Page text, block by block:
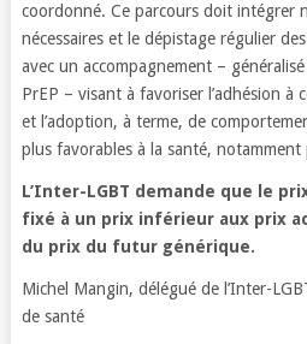
coordonné. Ce parcours doit intégrer
nécessaires et le dépistage régulier
avec un accompagnement –
PrEP – visant à favoriser l’adhésion à
et l’adoption, à terme, de
plus favorables à la santé,
L’Inter-LGBT demande que le
fixé à un prix inférieur aux prix
du prix du futur générique.
Michel Mangin, délégué de l’Inter-
de santé